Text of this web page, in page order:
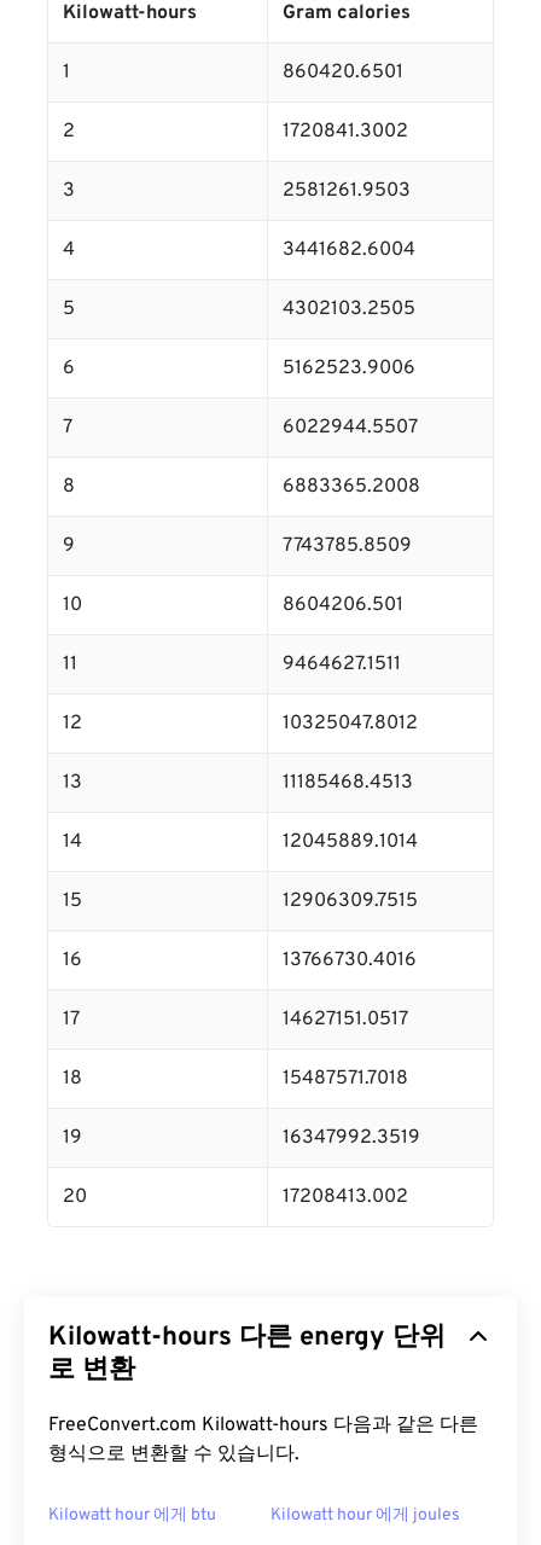
Kilowatt-hours Gram calories
1 860420.6501
2 1720841.3002
3 2581261.9503
4 3441682.6004
5 4302103.2505
6 5162523.9006
7 6022944.5507
8 6883365.2008
9 7743785.8509
10 8604206.501
11 9464627.1511
12 10325047.8012
13 11185468.4513
14 12045889.1014
15 12906309.7515
16 13766730.4016
17 14627151.0517
18 15487571.7018
19 16347992.3519
20 17208413.002
Kilowatt-hours 다른 energy 단위
로 변환
FreeConvert.com Kilowatt-hours 다음과 같은 다른
형식으로 변환할 수 있습니다.
Kilowatt hour 에게 btu Kilowatt hour 에게 joules